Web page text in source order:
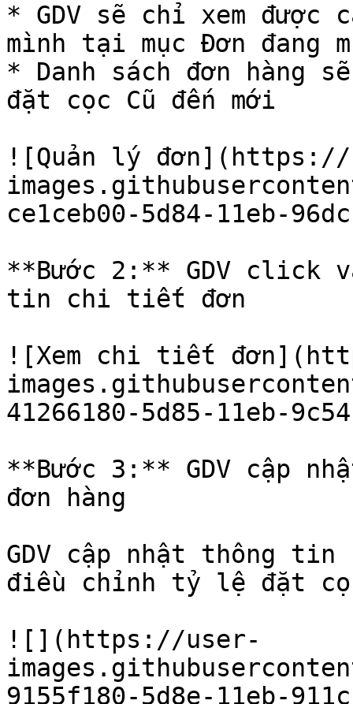
* GDV sẽ chỉ xem được
mình tại mục Đơn đang
* Danh sách đơn hàng
đặt cọc Cũ đến mới
![Quản lý đơn](https://
ce1ceb00-5d84-11eb-
**Bước 2:** GDV click
tin chi tiết đơn
![Xem chi tiết
41266180-5d85-11eb-
**Bước 3:** GDV cập
đơn hàng
GDV cập nhật thông
điều chỉnh tỷ lệ đặt
![](https://user-
9155f180-5d8e-11eb-